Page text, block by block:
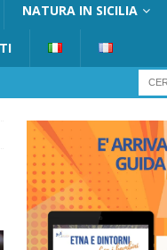
NATURA IN SICILIA